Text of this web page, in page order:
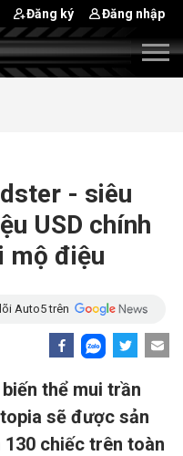
Đăng ký Đăng nhập
- siêu
USD chính
mộ điệu
Auto5 trên
thể mui trần
sẽ được sản
chiếc trên toàn